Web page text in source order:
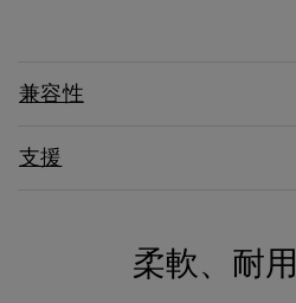
兼容性
支援
柔軟、耐